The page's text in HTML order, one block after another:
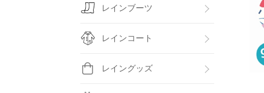
レインブーツ
レインコート
レイングッズ